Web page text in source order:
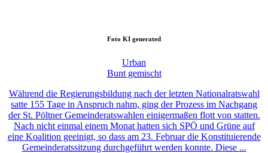
Foto KI generated
Urban
Bunt gemischt
Während die Regierungsbildung nach der letzten Nationalratswahl
satte 155 Tage in Anspruch nahm, ging der Prozess im Nachgang
der St. Pöltner Gemeinderatswahlen einigermaßen flott von statten.
Nach nicht einmal einem Monat hatten sich SPÖ und Grüne auf
eine Koalition geeinigt, so dass am 23. Februar die Konstituierende
Gemeinderatssitzung durchgeführt werden konnte. Diese ...